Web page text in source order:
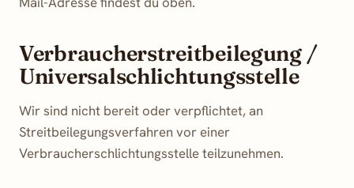
Verbraucherstreitbeilegung /
Universalschlichtungsstelle
Wir sind nicht bereit oder verpflichtet, an
Streitbeilegungsverfahren vor einer
Verbraucherschlichtungsstelle teilzunehmen.